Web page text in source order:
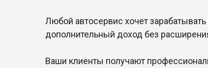
Любой автосервис хочет
дополнительный доход без
Ваши клиенты получают